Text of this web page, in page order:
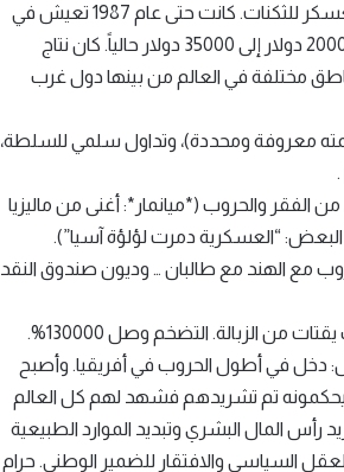
*كوريا الجنوبية، من الفقر لسامسونج*: لم تتطور إلا بعد أن ذهب العسكر للثكنات. كانت حتى عام 1987 تعيش في
فقـر وقمع، من عام 1988 تحولت لديمقراطية فقـفـز دخل الفرد من 2000 دولار إلى 35000 دولار حالياً. كان نتاج
مختلفة في العالم من بينها دول غرب
معروفة ومحددة)، وتداول سلمي للسلطة،
الفقر والحروب (*ميانمار*: أغنى من ماليزيا
“العسكرية دمرت لؤلؤة آسيا”).
مع الهند مع طالبان … وديون صندوق النقد
الزبالة. التضخم وصل 130000%.
من عمره بعد الاستقلال: دخل في أطول الحروب في أفريقيا. وأصبح
يحكمونه تم تشريدهم فشهد لهم كل العالم
رأس المال البشري وتبديد الموارد الطبيعية
السياسي والافتقار للضمير الوطني. حرام